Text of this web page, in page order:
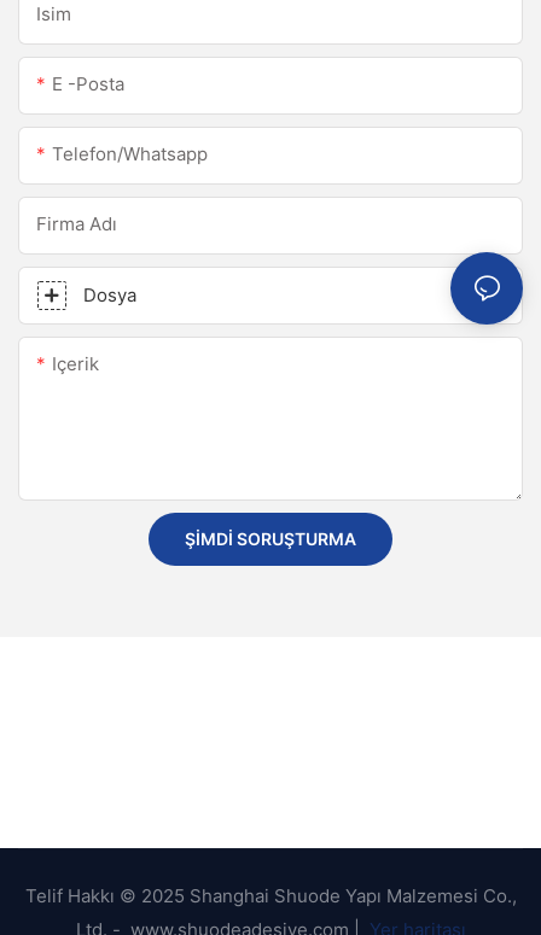
Isim
E -posta
Telefon/whatsapp
Firma Adı
Dosya
Içerik
ŞIMDI SORUŞTURMA
Telif Hakkı © 2025 Shanghai Shuode Yapı Malzemesi Co.,
Ltd. - www.shuodeadesive.com |
Yer haritası